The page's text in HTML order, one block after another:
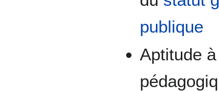
publique
Aptitude